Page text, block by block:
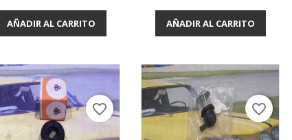
AÑADIR AL CARRITO AÑADIR AL CARRITO
favorite_border favorite_border